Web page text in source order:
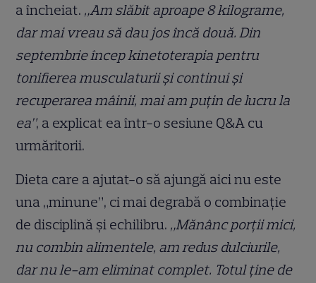
a încheiat. „Am slăbit aproape 8 kilograme,
dar mai vreau să dau jos încă două. Din
septembrie încep kinetoterapia pentru
tonifierea musculaturii și continui și
recuperarea mâinii, mai am puțin de lucru la
ea”, a explicat ea într-o sesiune Q&A cu
urmăritorii.
Dieta care a ajutat-o să ajungă aici nu este
una „minune”, ci mai degrabă o combinație
de disciplină și echilibru. „Mănânc porții mici,
nu combin alimentele, am redus dulciurile,
dar nu le-am eliminat complet. Totul ține de